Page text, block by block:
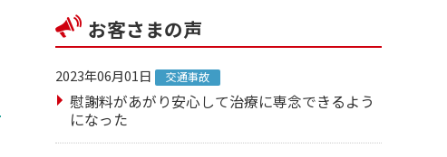
お客さまの声
2023年06月01日 交通事故
慰謝料があがり安心して治療に専念できるよう
になった